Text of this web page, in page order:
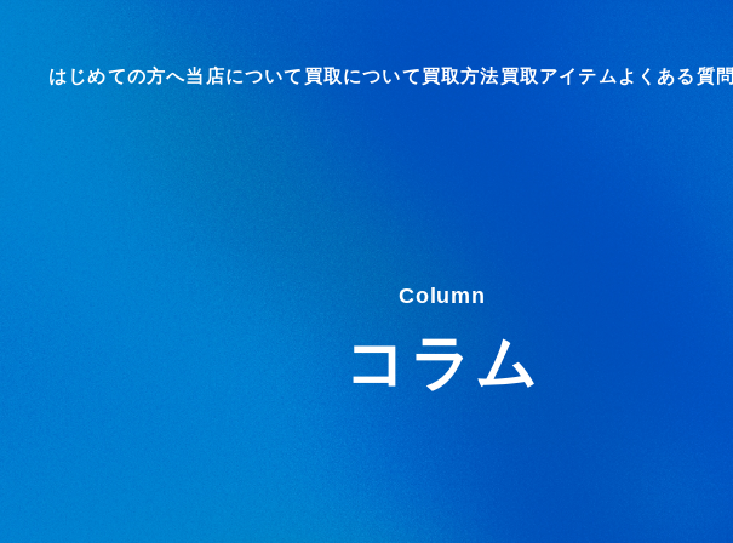
はじめての方へ当店について 買取について買取方法買取アイテム よくある質問
Column
コラム